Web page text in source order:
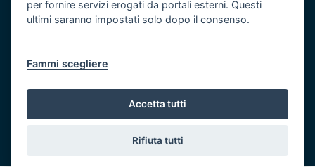
Note legali
Cookie e privacy
Atti di notifica
Servizi Intranet
© Regione Puglia
per fornire servizi erogati da portali esterni. Questi
ultimi saranno impostati solo dopo il consenso.
Fammi scegliere
Accetta tutti
Rifiuta tutti